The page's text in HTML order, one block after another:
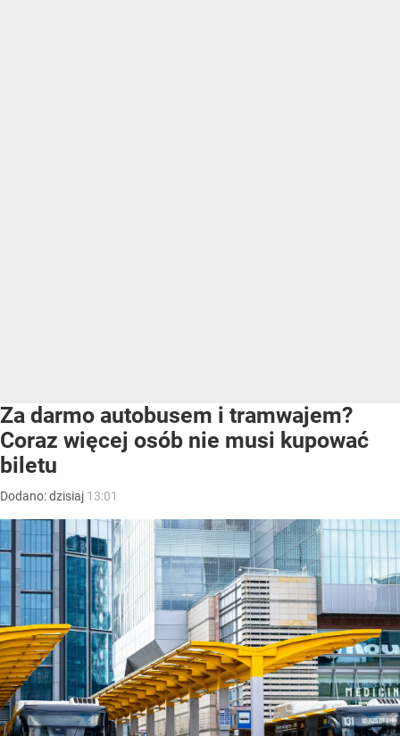
Za darmo autobusem i tramwajem?
Coraz więcej osób nie musi kupować
biletu
Dodano:dzisiaj 13:01